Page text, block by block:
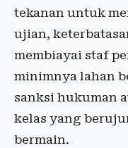
tekanan untuk
ujian,
membiayai staf
minimnya lahan
sanksi hukuman
kelas yang
bermain.